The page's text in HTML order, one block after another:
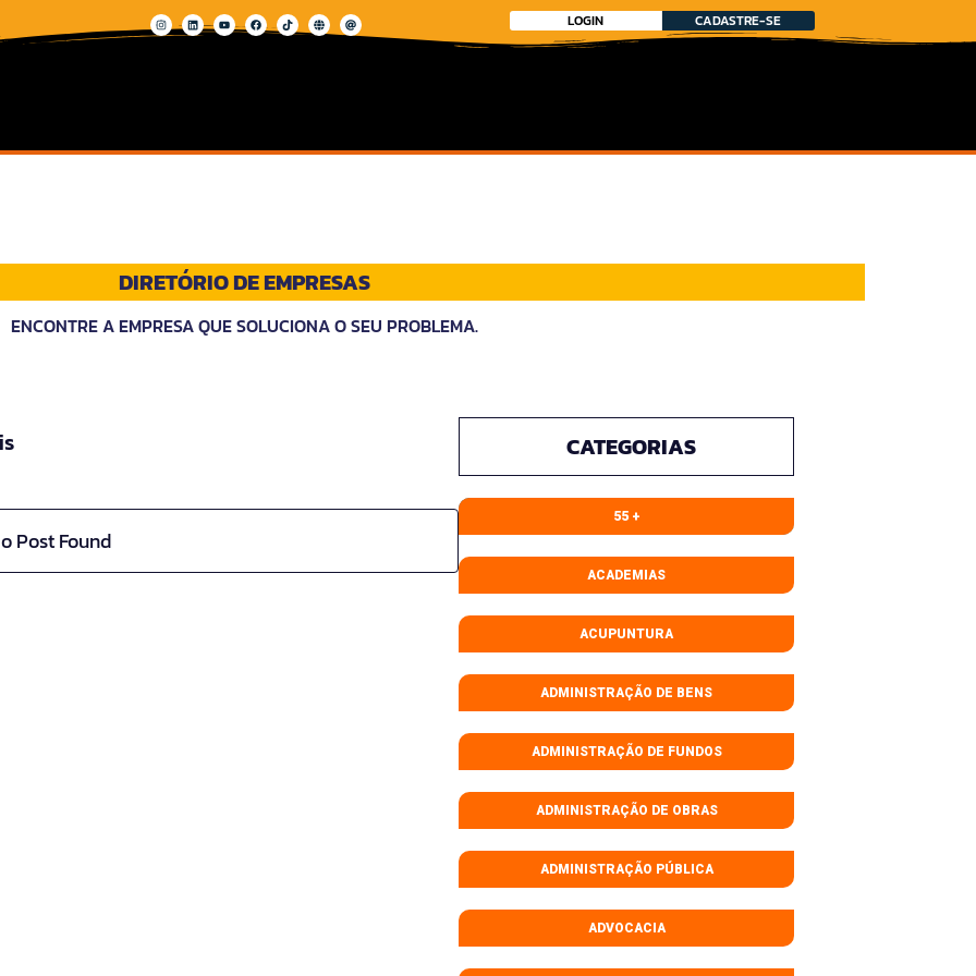
LOGIN CADASTRE-SE
DIRETÓRIO DE EMPRESAS
ENCONTRE A EMPRESA QUE SOLUCIONA O SEU PROBLEMA.
Post Found
CATEGORIAS
55 +
ACADEMIAS
ACUPUNTURA
ADMINISTRAÇÃO DE BENS
ADMINISTRAÇÃO DE FUNDOS
ADMINISTRAÇÃO DE OBRAS
ADMINISTRAÇÃO PÚBLICA
ADVOCACIA